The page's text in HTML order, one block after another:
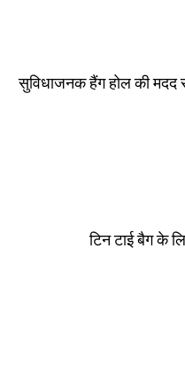
सुविधाजनक हैंग होल की मदद
टिन टाई बैग के